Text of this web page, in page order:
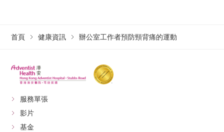
首頁 健康資訊 辦公室工作者預防頸背痛的運動
服務單張
影片
基金